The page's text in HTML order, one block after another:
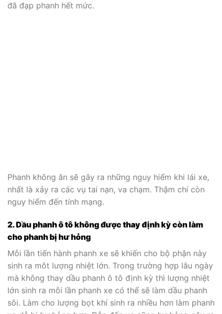
đã đạp phanh hết mức.
Phanh không ăn sẽ gây ra những nguy hiểm khi lái xe,
nhất là xảy ra các vụ tai nạn, va chạm. Thậm chí còn
nguy hiểm đến tính mạng.
2. Dầu phanh ô tô không được thay định kỳ còn làm
cho phanh bị hư hỏng
Mỗi lần tiến hành phanh xe sẽ khiến cho bộ phận này
sinh ra môt lượng nhiệt lớn. Trong trường hợp lâu ngày
mà không thay dầu phanh ô tô định kỳ thì lượng nhiệt
lớn sinh ra mỗi lần phanh xe có thể sẽ làm dầu phanh
sôi. Làm cho lượng bọt khí sinh ra nhiều hơn làm phanh